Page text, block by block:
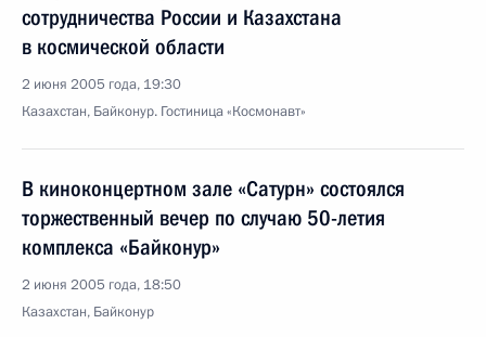
сотрудничества России и Казахстана
в космической области
2 июня 2005 года, 19:30
Казахстан, Байконур. Гостиница «Космонавт»
В киноконцертном зале «Сатурн» состоялся
торжественный вечер по случаю 50-летия
комплекса «Байконур»
2 июня 2005 года, 18:50
Казахстан, Байконур